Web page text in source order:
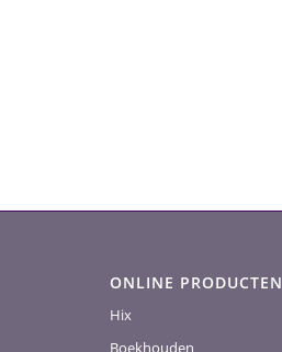
ONLINE PRODUCTEN
Hix
Boekhouden